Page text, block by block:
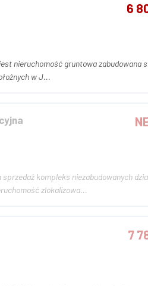
6
w J...
zlokalizowa...
7